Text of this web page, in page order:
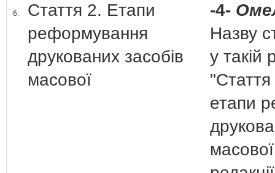
6.
Стаття 2. Етапи
реформування
друкованих засобів
масової
-4-
Назву
у такій
етапи